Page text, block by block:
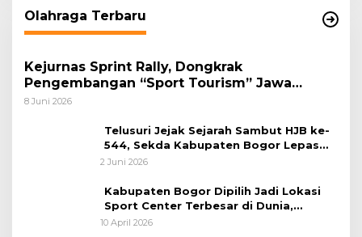
Olahraga Terbaru
Kejurnas Sprint Rally, Dongkrak
Pengembangan “Sport Tourism” Jawa
Tengah
8 Juni 2026
Telusuri Jejak Sejarah Sambut HJB ke-
544, Sekda Kabupaten Bogor Lepas
Gowes Napak Tilas Bogor
2 Juni 2026
Kabupaten Bogor Dipilih Jadi Lokasi
Sport Center Terbesar di Dunia,
Peluang Tingkatkan Pertumbuhan
10 April 2026